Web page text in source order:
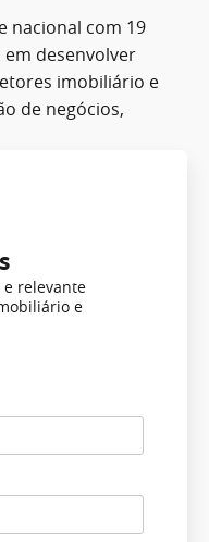
nacional com 19
desenvolver
imobiliário e
de negócios,
relevante
e